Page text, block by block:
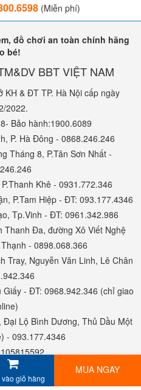
(Miễn phí)
đồ chơi an toàn chính hãng
bé!
BBT VIỆT NAM
KH & ĐT TP. Hà Nội cấp ngày
2022.
Bảo hành:1900.6089
P. Hà Đông - 0868.246.246
Tháng 8, P.Tân Sơn Nhất -
Khê - 0931.772.346
P.Tam Hiệp - ĐT: 093.177.4346
Tp.Vinh - ĐT: 0961.342.986
Thanh Đa, đường Xô Viết Nghệ
- 0898.068.366
Tray, Nguyễn Văn Linh, Lê Chân
- ĐT: 0968.942.346 (chỉ giao
Lộ Bình Dương, Thủ Dầu Một
- 093.177.4346
vào giỏ hàng
MUA NGAY